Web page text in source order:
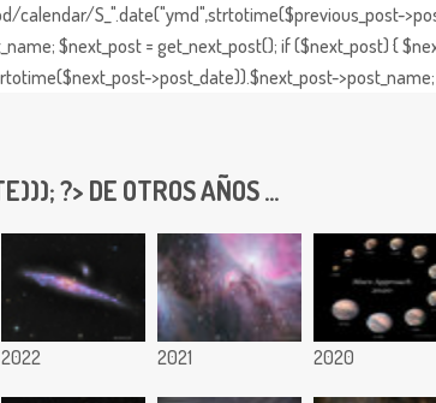
S_".date("ymd",strtotime($previous_post-
$next_post = get_next_post(); if ($next_post) {
>post_date)).$next_post-
?> DE OTROS AÑOS ...
2022 2021 2020